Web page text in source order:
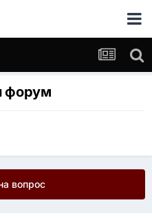
форум
вопрос